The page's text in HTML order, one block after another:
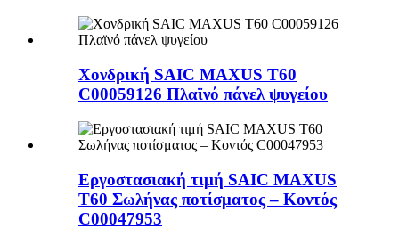
Χονδρική SAIC MAXUS T60
C00059126 Πλαϊνό πάνελ ψυγείου
Εργοστασιακή τιμή SAIC MAXUS
T60 Σωλήνας ποτίσματος – Κοντός
C00047953